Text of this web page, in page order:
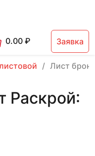
0.00₽ Заявка
Лист
Раскрой: